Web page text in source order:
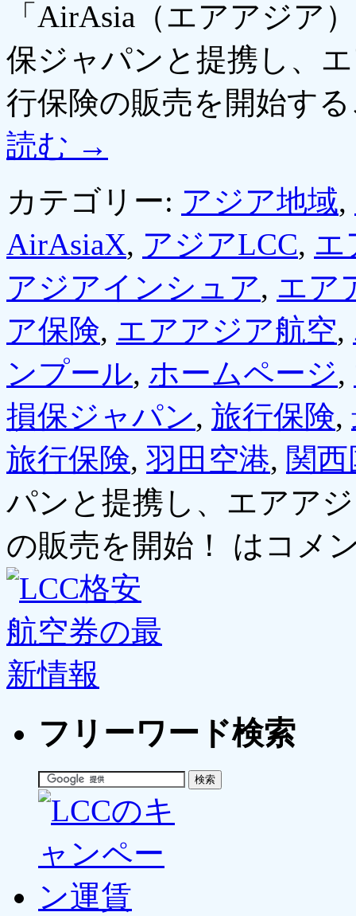
「AirAsia（エアアジア
保ジャパンと提携し、
行保険の販売を開始す
読む →
カテゴリー: アジア地域,
AirAsiaX, アジアLCC, エ
アジアインシュア, エア
ア保険, エアアジア航空,
ンプール, ホームページ,
損保ジャパン, 旅行保険,
旅行保険, 羽田空港, 関
パンと提携し、エアア
の販売を開始！ は コメ
フリーワード検索